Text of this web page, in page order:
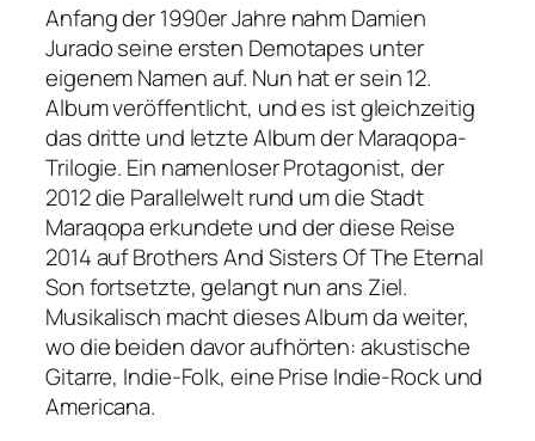
Anfang der 1990er Jahre nahm Damien
Jurado seine ersten Demotapes unter
eigenem Namen auf. Nun hat er sein 12.
Album veröffentlicht, und es ist gleichzeitig
das dritte und letzte Album der Maraqopa-
Trilogie. Ein namenloser Protagonist, der
2012 die Parallelwelt rund um die Stadt
Maraqopa erkundete und der diese Reise
2014 auf Brothers And Sisters Of The Eternal
Son fortsetzte, gelangt nun ans Ziel.
Musikalisch macht dieses Album da weiter,
wo die beiden davor aufhörten: akustische
Gitarre, Indie-Folk, eine Prise Indie-Rock und
Americana.